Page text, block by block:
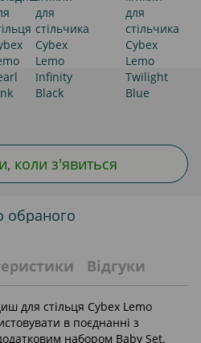
коли з'явиться
обраного
Відгуки
для стільця Cybex Lemo
в поєднанні з
набором Baby Set.